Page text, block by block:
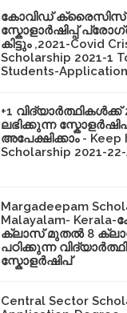
കോവിഡ് ക്രൈസിസ്
സ്കോളാർഷിപ്പ്
കിട്ടും ,2021-Covid
Scholarship 2021-1
Students-
+1
ലഭിക്കുന്ന
അപേക്ഷിക്കാം - Keep
Scholarship 2021-
Margadeepam
Malayalam- Kerala-
ക്ലാസ് മുതൽ 8
പഠിക്കുന്ന
സ്കോളർഷിപ്
Central Sector